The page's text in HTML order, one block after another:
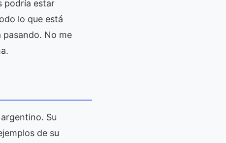
podría estar
lo que está
pasando. No me
Su
de su